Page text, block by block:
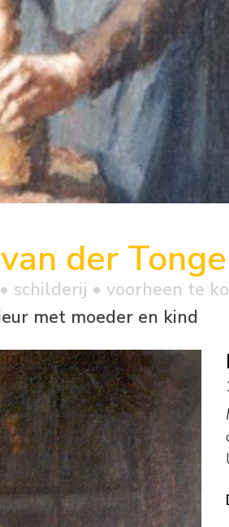
der Tonge
schilderij • voorheen te
met moeder en kind